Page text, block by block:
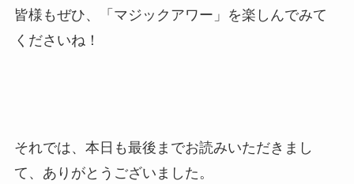
皆様もぜひ、「マジックアワー」を楽しんでみて
くださいね！
それでは、本日も最後までお読みいただきまし
て、ありがとうございました。